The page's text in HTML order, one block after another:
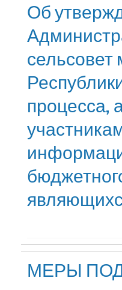
Об
сельсовет
процесса,
МЕРЫ